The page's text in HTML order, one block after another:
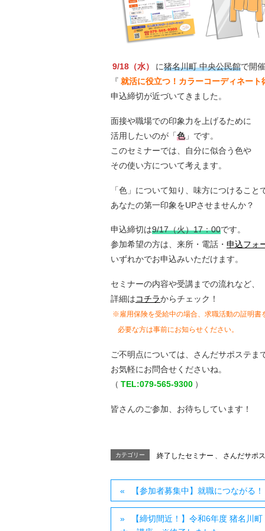
9/18（水） に猪名川町 中央公民館で開
『 就活に役立つ！カラーコーディネート
申込締切が近づいてきました。
面接や職場での印象力を上げるために
活用したいのが「色」です。
このセミナーでは、自分に似合う色や
その使い方について考えます。
「色」について知り、味方につけること
あなたの第一印象をUPさせませんか？
申込締切は9/17（火）17：00です。
参加希望の方は、来所・電話・ 申込フォ
いずれかでお申込みいただけます。
セミナーの内容や受講までの流れなど、
詳細はコチラからチェック！
※雇用保険を受給中の場合、求職活動の証明書
必要な方は事前にお知らせください。
ご不明点については、さんだサポステま
お気軽にお問合せくださいね。
（ TEL:079-565-9300 ）
皆さんのご参加、お待ちしています！
カテゴリー 終了したセミナー さんだサポ
【参加者募集中】就職につながる
【締切間近！】令和6年度 猪名川